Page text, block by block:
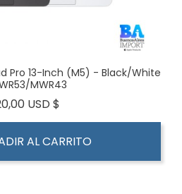
Pro 13-Inch (M5) - Black/White
MWR43
USD $
AL CARRITO